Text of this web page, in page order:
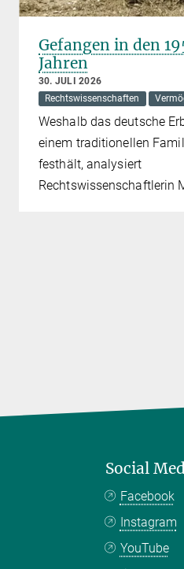
Gefangen in den
Jahren
30. JULI 2026
Rechtswissenschaften
Weshalb das deutsche
einem traditionellen
festhält, analysiert
Rechtswissenschaftlerin
Social
Facebook
Instagram
YouTube